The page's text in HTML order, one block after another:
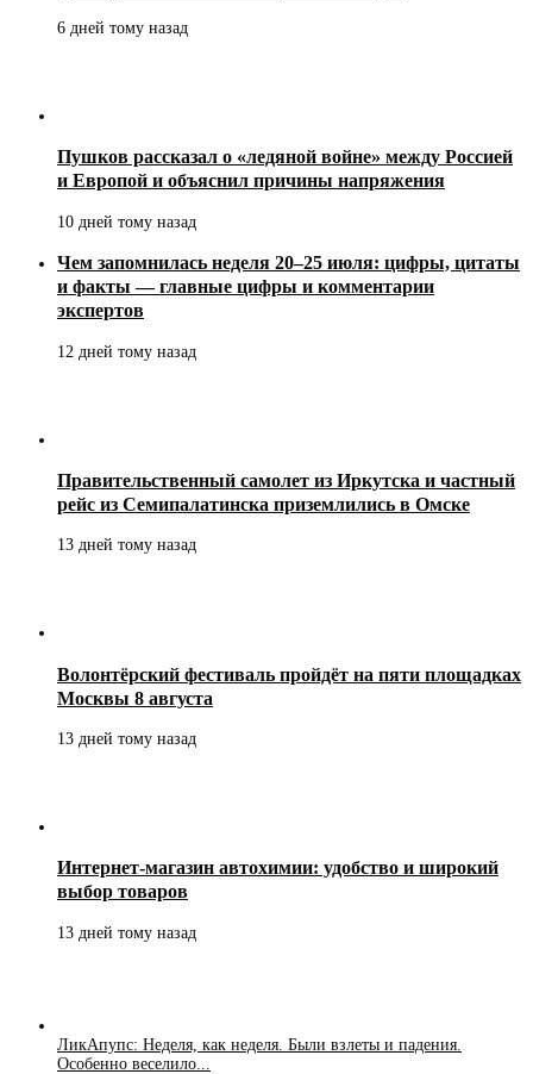
6 дней тому назад
Пушков рассказал о «ледяной войне» между Россией
и Европой и объяснил причины напряжения
10 дней тому назад
Чем запомнилась неделя 20–25 июля: цифры, цитаты
и факты — главные цифры и комментарии
экспертов
12 дней тому назад
Правительственный самолет из Иркутска и частный
рейс из Семипалатинска приземлились в Омске
13 дней тому назад
Волонтёрский фестиваль пройдёт на пяти площадках
Москвы 8 августа
13 дней тому назад
Интернет-магазин автохимии: удобство и широкий
выбор товаров
13 дней тому назад
ЛикАпупс: Неделя, как неделя. Были взлеты и падения.
Особенно веселило...